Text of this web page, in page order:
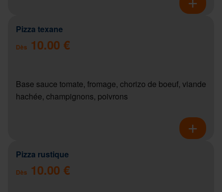
Pizza texane
Dès 10.00 €
Base sauce tomate, fromage, chorizo de boeuf, viande
hachée, champignons, poivrons
Pizza rustique
Dès 10.00 €